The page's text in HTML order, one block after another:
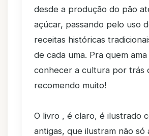
desde a produção do pão
açúcar, passando pelo uso
receitas históricas
de cada uma. Pra quem
conhecer a cultura por trás
recomendo muito!
O livro , é claro, é ilustrado
antigas, que ilustram não só